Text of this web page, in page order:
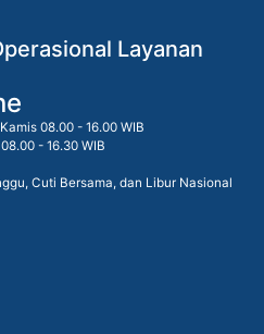
Layanan
08.00 - 16.00 WIB
- 16.30 WIB
Cuti Bersama, dan Libur Nasional